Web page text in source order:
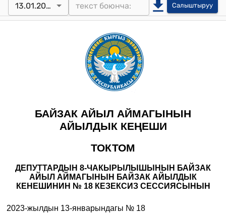
13.01.2023 Салыштыруу